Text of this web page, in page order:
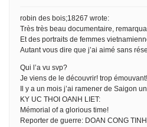
robin des bois;18267 wrote:
Très très beau documentaire,
Et des portraits de femmes
Autant vous dire que j’ai aimé sans
Qui l’a vu svp?
Je viens de le découvrir! trop émouvant!
Il y a un mois j’ai ramener de Saigon
KY UC THOI OANH LIET:
Mémorial of a glorious time!
Reporter de guerre: DOAN CONG TINH